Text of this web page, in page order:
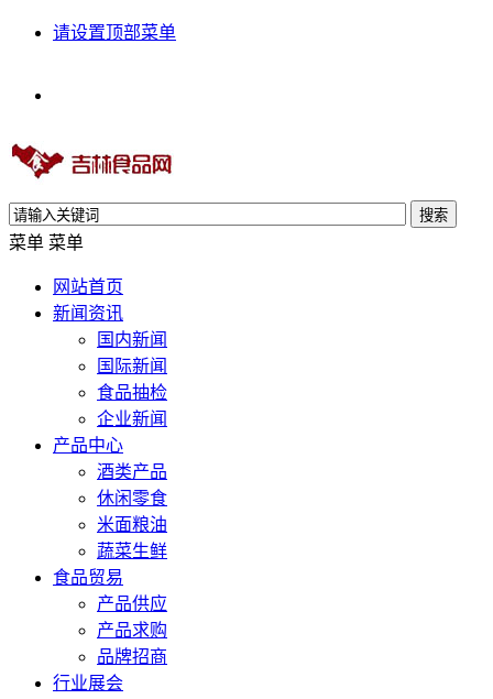
请设置顶部菜单
搜索
菜单 菜单
网站首页
新闻资讯
国内新闻
国际新闻
食品抽检
企业新闻
产品中心
酒类产品
休闲零食
米面粮油
蔬菜生鲜
食品贸易
产品供应
产品求购
品牌招商
行业展会